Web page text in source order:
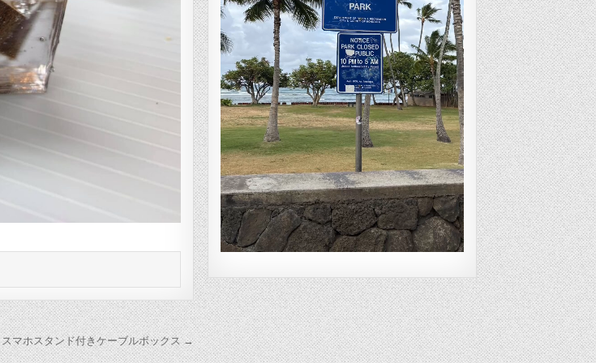
スマホスタンド付きケーブルボックス →